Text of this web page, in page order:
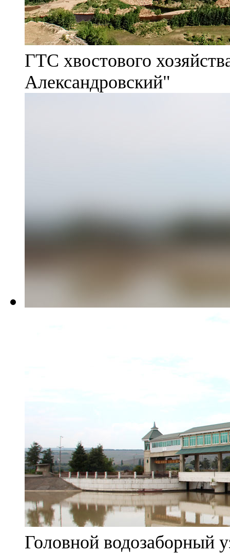
ГТС хвостового
Александровский"
Головной водозаборный